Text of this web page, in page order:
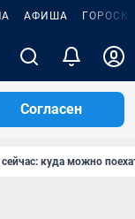
АФИША
Согласен
сейчас: куда можно